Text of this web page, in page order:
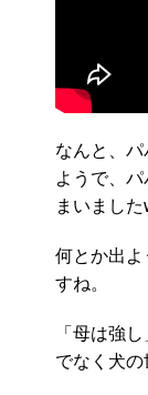
なんと、
ようで、
まいまし
何とか出
すね。
「母は強
でなく犬の